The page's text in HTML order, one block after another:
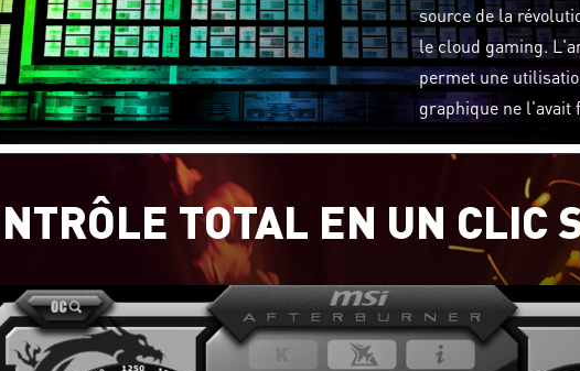
source de la
le cloud gaming.
permet une
graphique ne l'avait
TOTAL EN UN CLIC